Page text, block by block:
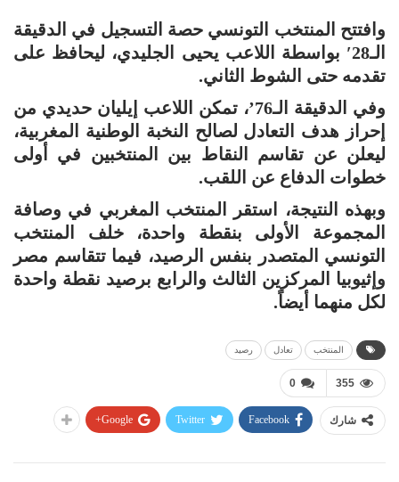
وافتتح المنتخب التونسي حصة التسجيل في الدقيقة
الـ28′ بواسطة اللاعب يحيى الجليدي، ليحافظ على
تقدمه حتى الشوط الثاني.
وفي الدقيقة الـ76’، تمكن اللاعب إيليان حديدي من
إحراز هدف التعادل لصالح النخبة الوطنية المغربية،
ليعلن عن تقاسم النقاط بين المنتخبين في أولى
خطوات الدفاع عن اللقب.
وبهذه النتيجة، استقر المنتخب المغربي في وصافة
المجموعة الأولى بنقطة واحدة، خلف المنتخب
التونسي المتصدر بنفس الرصيد، فيما تتقاسم مصر
وإثيوبيا المركزين الثالث والرابع برصيد نقطة واحدة
لكل منهما أيضاً.
المنتخب تعادل رصيد
0 355
شارك Facebook
Twitter
Google+